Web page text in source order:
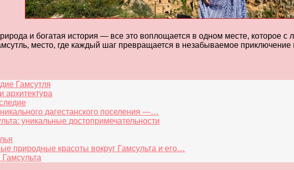
и богатая история — все это воплощается в одном месте, которое с
место, где каждый шаг превращается в незабываемое приключение
Гамсутля
дагестанского поселения —…
уникальные достопримечательности
природные красоты вокруг Гамсульта и его…